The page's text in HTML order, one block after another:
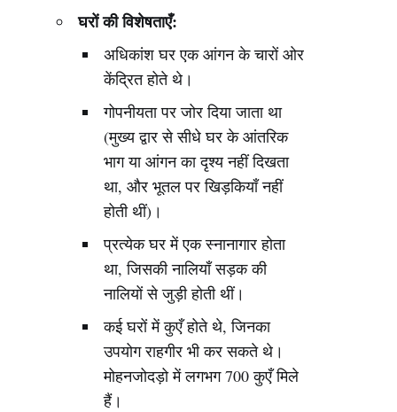
घरों की विशेषताएँ:
अधिकांश घर एक आंगन के चारों ओर
केंद्रित होते थे।
गोपनीयता पर जोर दिया जाता था
(मुख्य द्वार से सीधे घर के आंतरिक
भाग या आंगन का दृश्य नहीं दिखता
था, और भूतल पर खिड़कियाँ नहीं
होती थीं)।
प्रत्येक घर में एक स्नानागार होता
था, जिसकी नालियाँ सड़क की
नालियों से जुड़ी होती थीं।
कई घरों में कुएँ होते थे, जिनका
उपयोग राहगीर भी कर सकते थे।
मोहनजोदड़ो में लगभग 700 कुएँ मिले
हैं।